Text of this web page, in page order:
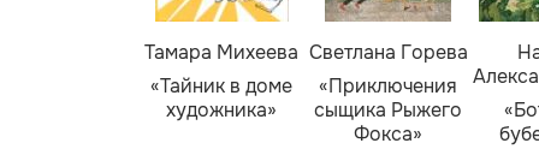
Тамара Михеева
«Тайник в доме
художника»
Светлана Горева
«Приключения
сыщика Рыжего
Фокса»